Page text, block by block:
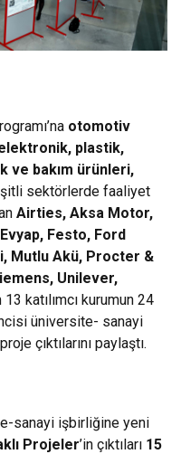
otomotiv
plastik,
ve bakım ürünleri,
sektörlerde faaliyet
Airties, Aksa Motor,
Festo, Ford
Mutlu Akü, Procter &
Unilever,
katılımcı kurumun 24
üniversite- sanayi
çıktılarını paylaştı.
sanayi işbirliğine yeni
Projeler’in çıktıları 15